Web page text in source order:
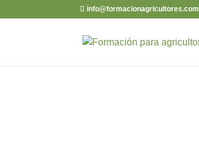
info@formacionagricultores.com